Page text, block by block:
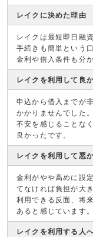
レイクに決めた理由
レイクは最短即日融
手続きも簡単という
金利や借入条件も分
レイクを利用して良
申込から借入までが
かかりませんでした
不安を感じることな
良かったです。
レイクを利用して悪
金利がやや高めに設
てなければ負担が大
利用できる反面、将
あると感じています。
レイクを利用する人